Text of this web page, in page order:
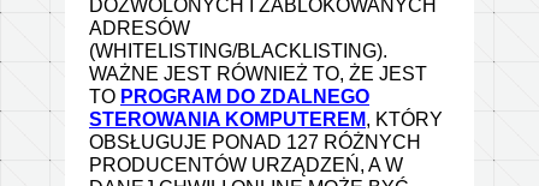
DOZWOLONYCH I ZABLOKOWANYCH
ADRESÓW
(WHITELISTING/BLACKLISTING).
WAŻNE JEST RÓWNIEŻ TO, ŻE JEST
TO PROGRAM DO ZDALNEGO
STEROWANIA KOMPUTEREM, KTÓRY
OBSŁUGUJE PONAD 127 RÓŻNYCH
PRODUCENTÓW URZĄDZEŃ, A W